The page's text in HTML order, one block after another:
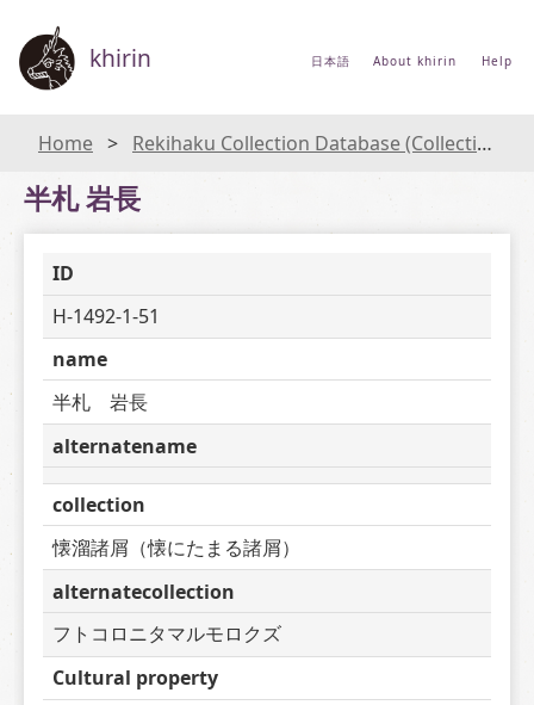
khirin 日本語 About khirin Help
Home Rekihaku Collection Database (Collections Database of the National Museum of Japanese History)
半札 岩長
ID
H-1492-1-51
name
半札　岩長
alternatename
collection
懐溜諸屑（懐にたまる諸屑）
alternatecollection
フトコロニタマルモロクズ
Cultural property